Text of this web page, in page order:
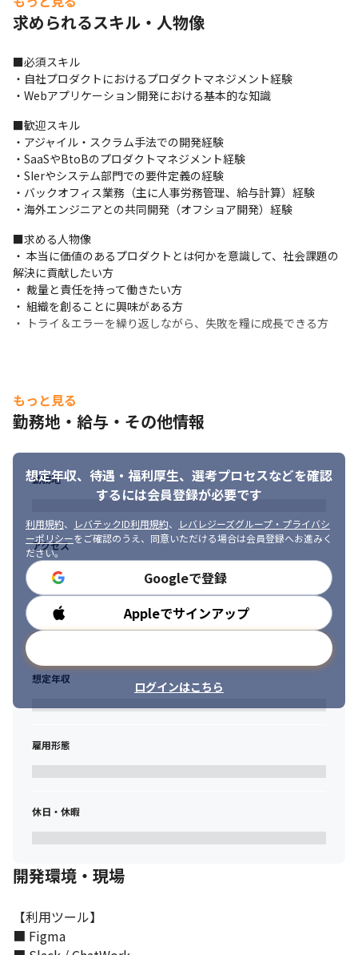
求められるスキル・人物像
■必須スキル
・自社プロダクトにおけるプロダクトマネジメント経験
・Webアプリケーション開発における基本的な知識
■歓迎スキル
・アジャイル・スクラム手法での開発経験
・SaaSやBtoBのプロダクトマネジメント経験
・SIerやシステム部門での要件定義の経験
・バックオフィス業務（主に人事労務管理、給与計算）経験
・海外エンジニアとの共同開発（オフショア開発）経験
■求める人物像
・ 本当に価値のあるプロダクトとは何かを意識して、社会課題の
解決に貢献したい方
・ 裁量と責任を持って働きたい方
・ 組織を創ることに興味がある方
・ トライ＆エラーを繰り返しながら、失敗を糧に成長できる方
もっと見る
勤務地・給与・その他情報
想定年収、待遇・福利厚生、 選考プロセスなどを確認
するには会員登録が必要です
利用規約、 レバテックID利用規約、
レバレジーズグループ・プライバシ
ーポリシーをご確認のうえ、同意いただける場合は会員登録へお進みく
ださい。
Googleで登録
Appleでサインアップ
ログインはこちら
勤務地
アクセス
勤務時間
想定年収
雇用形態
休日・休暇
開発環境・現場
【利用ツール】
■ Figma